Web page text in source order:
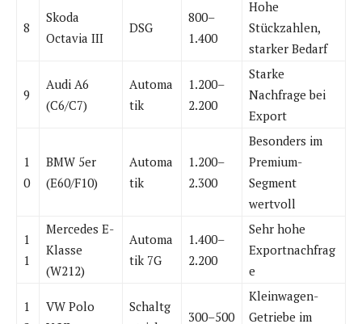
8
Skoda
Octavia III
DSG
800–
1.400
Hohe
Stückzahlen,
starker Bedarf
9
Audi A6
(C6/C7)
Automa
tik
1.200–
2.200
Starke
Nachfrage bei
Export
1
0
BMW 5er
(E60/F10)
Automa
tik
1.200–
2.300
Besonders im
Premium-
Segment
wertvoll
1
1
Mercedes E-
Klasse
(W212)
Automa
tik 7G
1.400–
2.200
Sehr hohe
Exportnachfrag
e
1
VW Polo
Schaltg
300–500
Kleinwagen-
Getriebe im